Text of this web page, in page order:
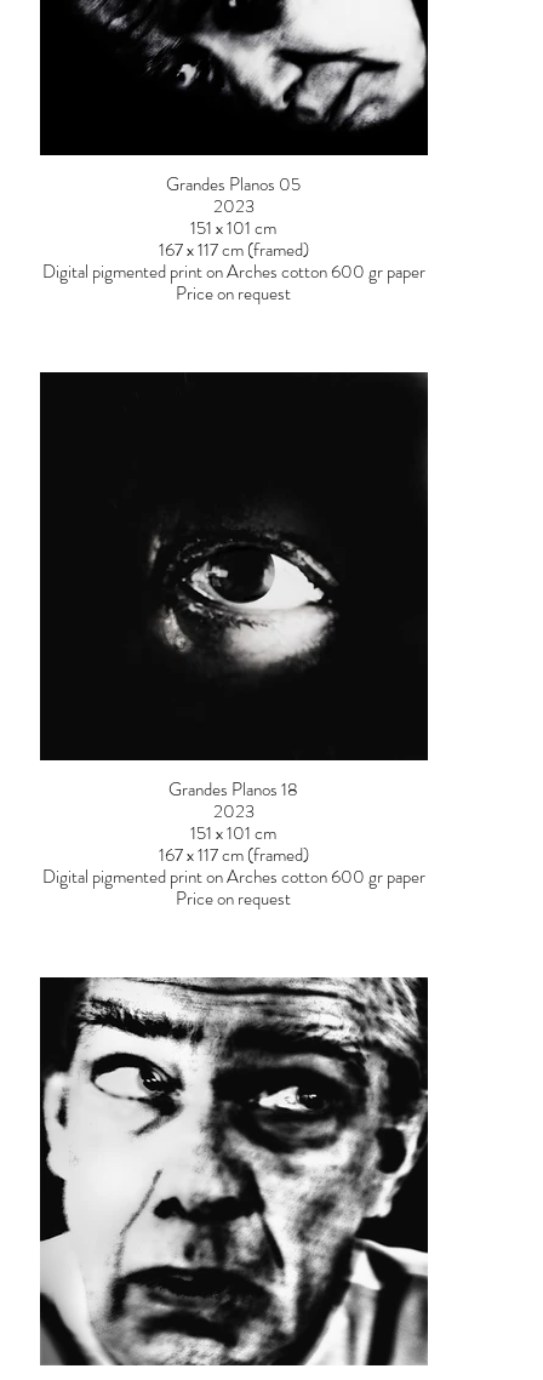
Grandes Planos 05
2023
151 x 101 cm
167 x 117 cm (framed)
Digital pigmented print on Arches cotton 600 gr paper
Price on request
Grandes Planos 18
2023
151 x 101 cm
167 x 117 cm (framed)
Digital pigmented print on Arches cotton 600 gr paper
Price on request